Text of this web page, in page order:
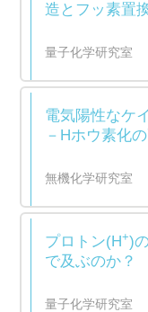
造とフッ素置
量子化学研究室
電気陽性なケ
－Hホウ素化
無機化学研究室
プロトン(H+)
で及ぶのか？
量子化学研究室